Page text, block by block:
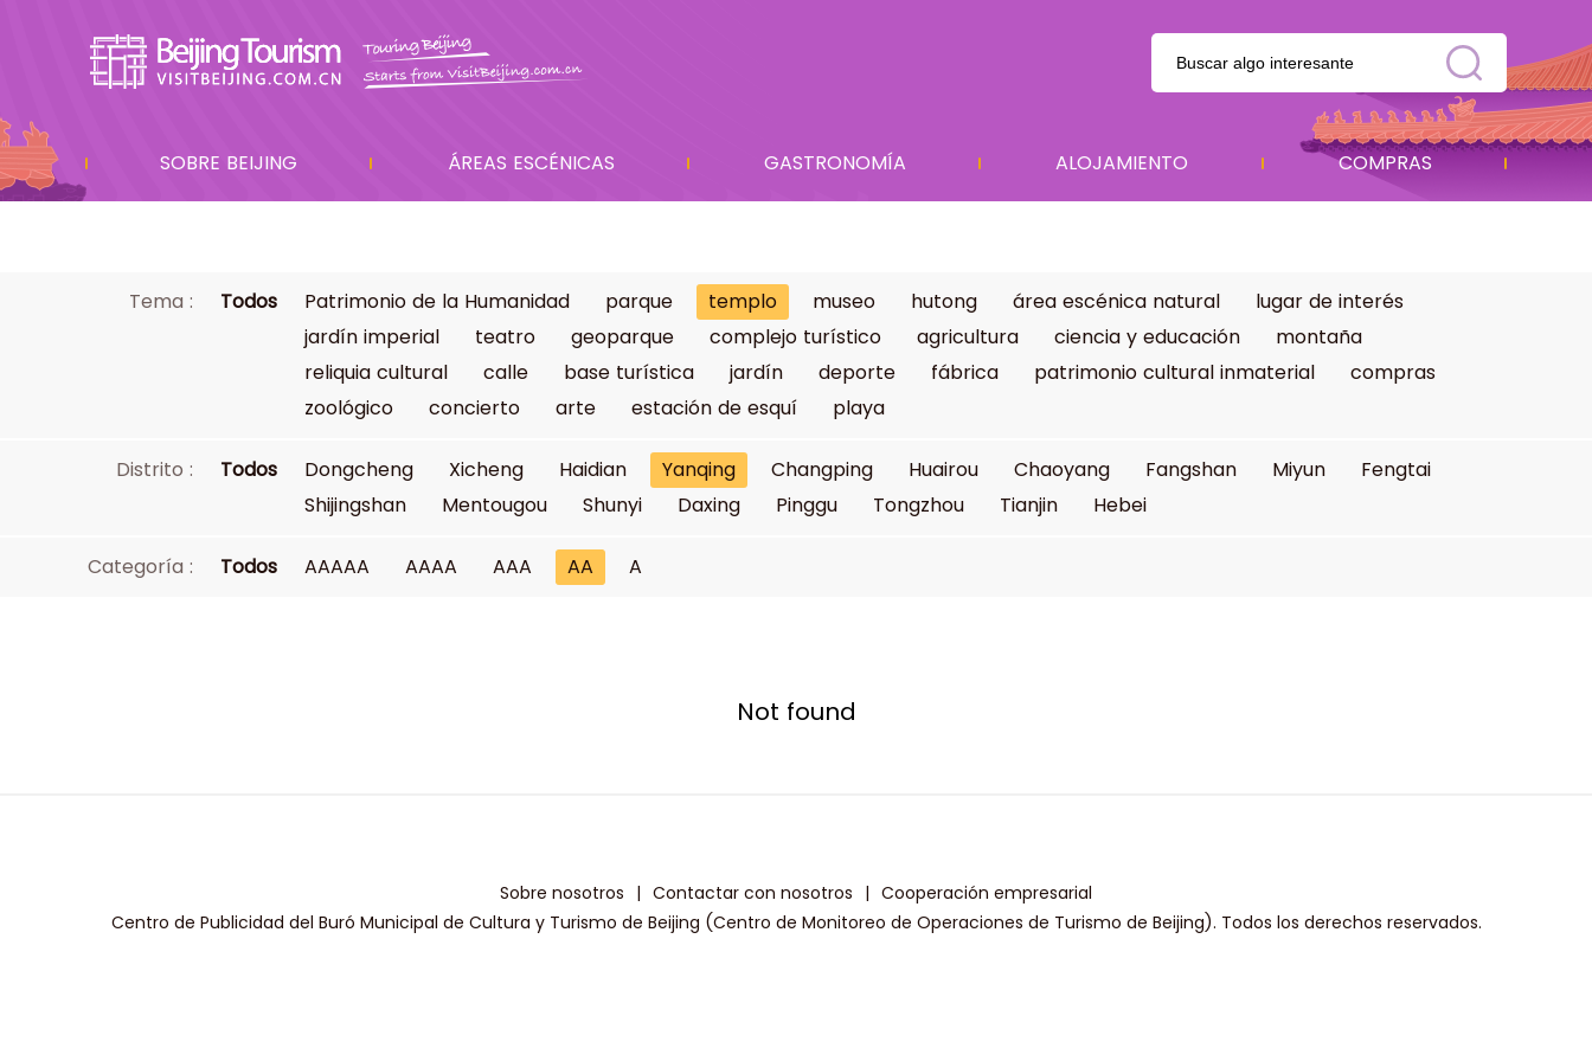
SOBRE BEIJING ÁREAS ESCÉNICAS GASTRONOMÍA ALOJAMIENTO COMPRAS
Tema : Todos Patrimonio de la Humanidad parque templo museo hutong área escénica natural
lugar de interés
jardín imperial
teatro geoparque complejo turístico agricultura ciencia y educación
montaña
reliquia cultural
calle base turística jardín deporte fábrica patrimonio cultural inmaterial
compras
zoológico
concierto arte estación de esquí playa
Distrito : Todos Dongcheng Xicheng Haidian Yanqing Changping Huairou Chaoyang Fangshan Miyun
Fengtai
Shijingshan
Mentougou Shunyi Daxing Pinggu Tongzhou Tianjin Hebei
Categoría : Todos AAAAA AAAA AAA AA A
Not found
Sobre nosotros | Contactar con nosotros | Cooperación empresarial
Centro de Publicidad del Buró Municipal de Cultura y Turismo de Beijing (Centro de Monitoreo de Operaciones de Turismo de Beijing). Todos los derechos reservados.